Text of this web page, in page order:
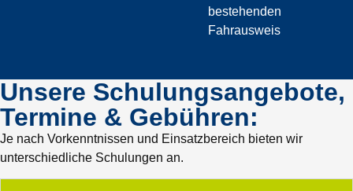
bestehenden
Fahrausweis
Unsere Schulungsangebote,
Termine & Gebühren:
Je nach Vorkenntnissen und Einsatzbereich bieten wir
unterschiedliche Schulungen an.